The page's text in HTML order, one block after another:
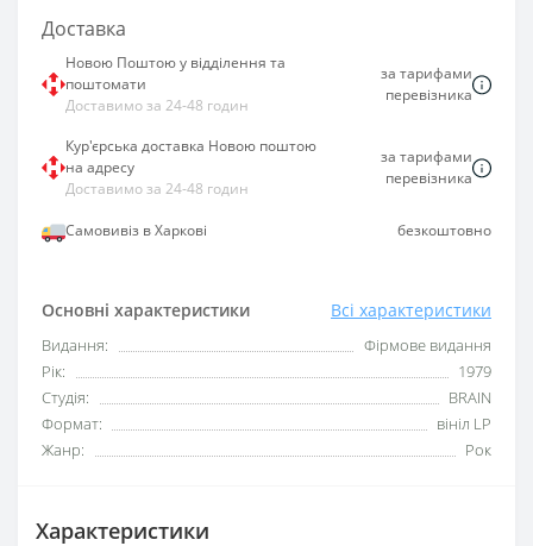
Основні характеристики Всі характеристики
Видання:
Фірмове видання
Рік:
1979
Студія:
BRAIN
Формат:
вініл LP
Жанр:
Рок
Доставка
Новою Поштою у відділення та
поштомати
Доставимо за 24-48 годин
за тарифами
перевізника
Кур'єрська доставка Новою поштою
на адресу
Доставимо за 24-48 годин
за тарифами
перевізника
Самовивіз в Харкові безкоштовно
Характеристики